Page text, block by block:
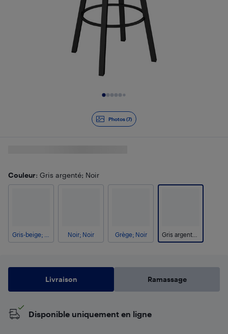
Photos (7)
Couleur: Gris argenté; Noir
Noir; Noir Grège; Noir
Livraison Ramassage
Disponible uniquement en ligne